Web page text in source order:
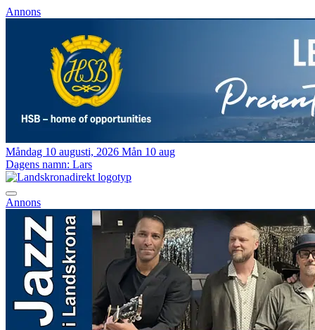
Annons
Måndag 10 augusti, 2026 Mån 10 aug
Dagens namn: Lars
Annons